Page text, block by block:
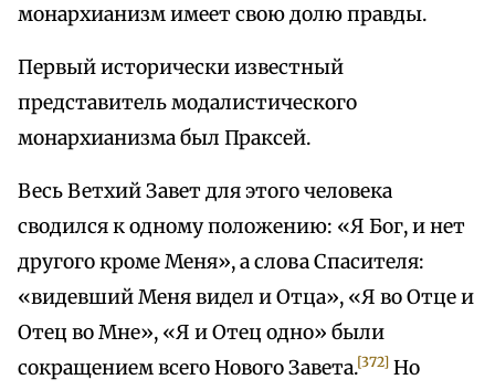
монархианизм имеет свою долю правды.
Первый исторически известный
представитель модалистического
монархианизма был Праксей.
Весь Ветхий Завет для этого человека
сводился к одному положению: «Я Бог, и нет
другого кроме Меня», а слова Спасителя:
«видевший Меня видел и Отца», «Я во Отце и
Отец во Мне», «Я и Отец одно» были
сокращением всего Нового Завета.[372] Но